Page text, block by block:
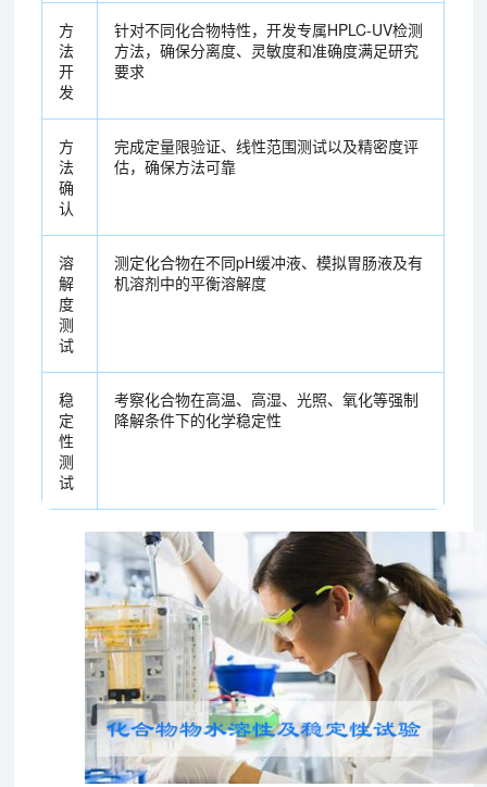
方
法
开
发
针对不同化合物特性，开发专属HPLC-UV检测
方法，确保分离度、灵敏度和准确度满足研究
要求
方
法
确
认
完成定量限验证、线性范围测试以及精密度评
估，确保方法可靠
溶
解
度
测
试
测定化合物在不同pH缓冲液、模拟胃肠液及有
机溶剂中的平衡溶解度
稳
定
性
测
试
考察化合物在高温、高湿、光照、氧化等强制
降解条件下的化学稳定性